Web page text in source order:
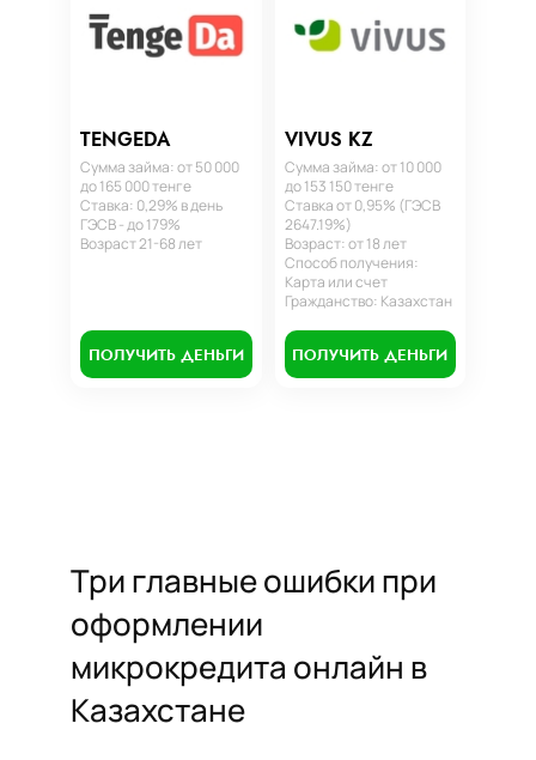
TENGEDA
Сумма займа: от 50 000
до 165 000 тенге
Ставка: 0,29% в день
ГЭСВ - до 179%
Возраст 21-68 лет
ПОЛУЧИТЬ ДЕНЬГИ
VIVUS KZ
Сумма займа: от 10 000
до 153 150 тенге
Ставка от 0,95% (ГЭСВ
2647.19%)
Возраст: от 18 лет
Способ получения:
Карта или счет
Гражданство: Казахстан
ПОЛУЧИТЬ ДЕНЬГИ
Три главные ошибки при
оформлении
микрокредита онлайн в
Казахстане